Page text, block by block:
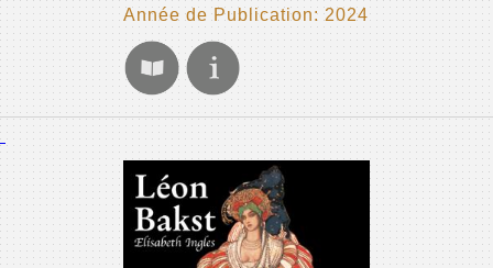
Année de Publication: 2024